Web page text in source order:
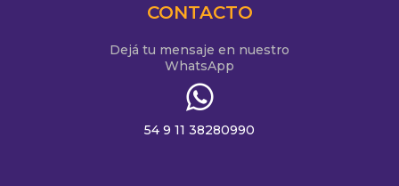
CONTACTO
Dejá tu mensaje en nuestro
WhatsApp
54 9 11 38280990